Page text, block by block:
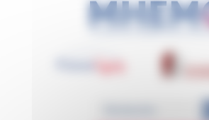
Panneau de gestion des cookies